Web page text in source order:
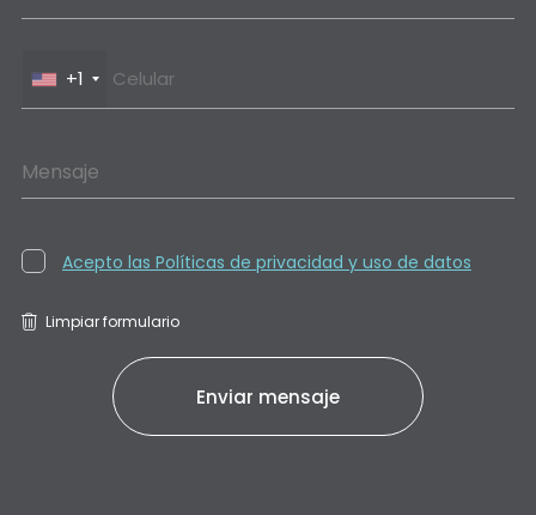
+1
Mensaje
Acepto las Políticas de privacidad y uso de datos
Limpiar formulario